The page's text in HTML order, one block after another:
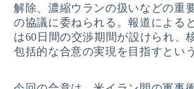
解除、濃縮ウランの扱いなどの重
の協議に委ねられる。報道による
は60日間の交渉期間が設けられ、
包括的な合意の実現を目指すという